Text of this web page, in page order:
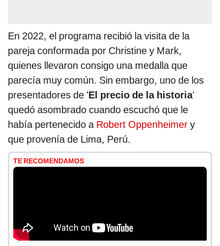
En 2022, el programa recibió la visita de la
pareja conformada por Christine y Mark,
quienes llevaron consigo una medalla que
parecía muy común. Sin embargo, uno de los
presentadores de 'El precio de la historia'
quedó asombrado cuando escuchó que le
había pertenecido a Robert Oppenheimer y
que provenía de Lima, Perú.
TE RECOMENDAMOS